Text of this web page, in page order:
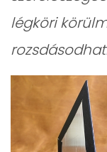
légköri